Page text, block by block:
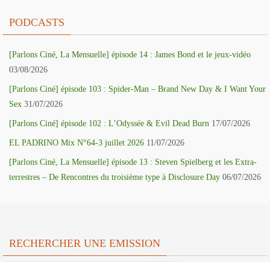
PODCASTS
[Parlons Ciné, La Mensuelle] épisode 14 : James Bond et le jeux-vidéo
03/08/2026
[Parlons Ciné] épisode 103 : Spider-Man – Brand New Day & I Want Your
Sex 31/07/2026
[Parlons Ciné] épisode 102 : L’Odyssée & Evil Dead Burn 17/07/2026
EL PADRINO Mix N°64-3 juillet 2026 11/07/2026
[Parlons Ciné, La Mensuelle] épisode 13 : Steven Spielberg et les Extra-
terrestres – De Rencontres du troisième type à Disclosure Day 06/07/2026
RECHERCHER UNE EMISSION